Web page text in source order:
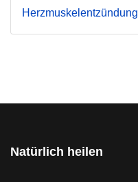
Herzmuskelentzündung
Natürlich heilen